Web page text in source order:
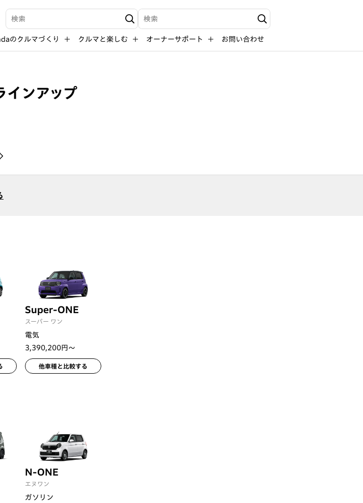
検索キーワード入力 検索キーワード入力
のクルマづくり クルマと楽しむ オーナーサポート お問い合わせ
インアップ
Super-ONE
スーパー ワン
電気
3,390,200円〜
他車種と比較する
N-ONE
エヌワン
ガソリン